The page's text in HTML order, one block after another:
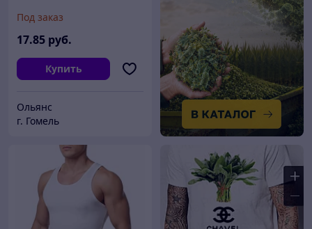
Под заказ
17.85 руб.
Купить
Ольянс
г. Гомель